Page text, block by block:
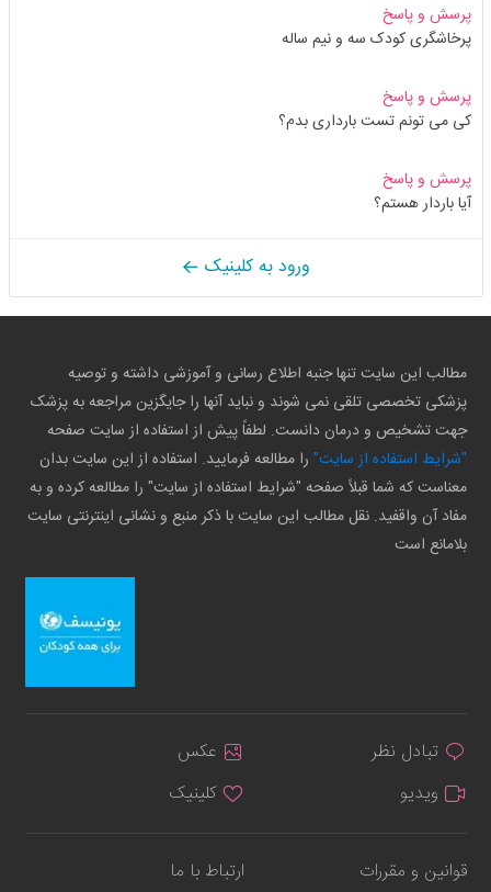
پرسش و پاسخ
پرخاشگری کودک سه و نیم ساله
پرسش و پاسخ
کی می تونم تست بارداری بدم؟
پرسش و پاسخ
آیا باردار هستم؟
ورود به کلینیک
مطالب این سایت تنها جنبه اطلاع رسانی و آموزشی داشته و توصیه
پزشکی تخصصی تلقی نمی شوند و نباید آنها را جایگزین مراجعه به پزشک
جهت تشخیص و درمان دانست. لطفاً پیش از استفاده از سایت صفحه
"شرایط استفاده از سایت" را مطالعه فرمایید. استفاده از این سایت بدان
معناست که شما قبلاً صفحه "شرایط استفاده از سایت" را مطالعه کرده و به
مفاد آن واقفید. نقل مطالب این سایت با ذکر منبع و نشانی اینترنتی سایت
بلامانع است
تبادل نظر
عکس
ویدیو
کلینیک
قوانین و مقررات ارتباط با ما